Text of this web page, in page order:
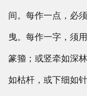
间。每作一点，必
曳。每作一字，须
篆籀；或竖牵如深
如枯杆，或下细如